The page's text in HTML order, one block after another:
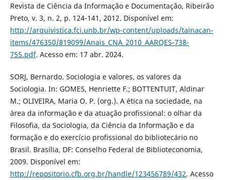
Revista de Ciência da Informação e Documentação, Ribeirão
Preto, v. 3, n. 2, p. 124-141, 2012. Disponível em:
http://arquivistica.fci.unb.br/wp-content/uploads/tainacan-
items/476350/819099/Anais_CNA_2010_AARQES-738-
755.pdf. Acesso em: 17 abr. 2024.
SORJ, Bernardo. Sociologia e valores, os valores da
Sociologia. In: GOMES, Henriette F.; BOTTENTUIT, Aldinar
M.; OLIVEIRA, Maria O. P. (org.). A ética na sociedade, na
área da informação e da atuação profissional: o olhar da
Filosofia, da Sociologia, da Ciência da Informação e da
formação e do exercício profissional do bibliotecário no
Brasil. Brasília, DF: Conselho Federal de Biblioteconomia,
2009. Disponível em:
http://repositorio.cfb.org.br/handle/123456789/432. Acesso